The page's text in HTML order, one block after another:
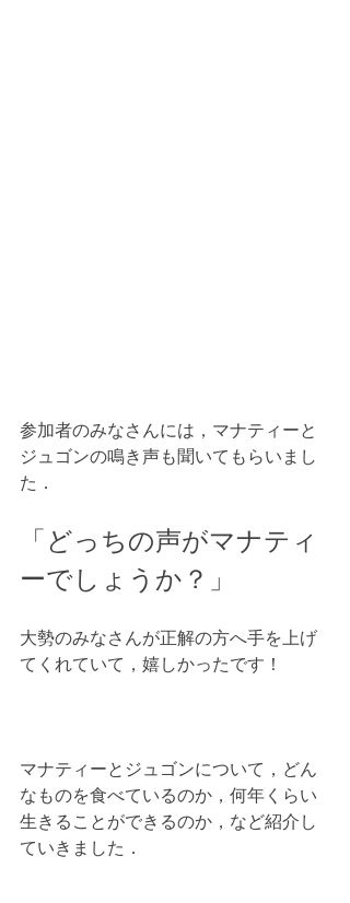
参加者のみなさんには，マナティーと
ジュゴンの鳴き声も聞いてもらいまし
た．
「どっちの声がマナティ
ーでしょうか？」
大勢のみなさんが正解の方へ手を上げ
てくれていて，嬉しかったです！
マナティーとジュゴンについて，どん
なものを食べているのか，何年くらい
生きることができるのか，など紹介し
ていきました．